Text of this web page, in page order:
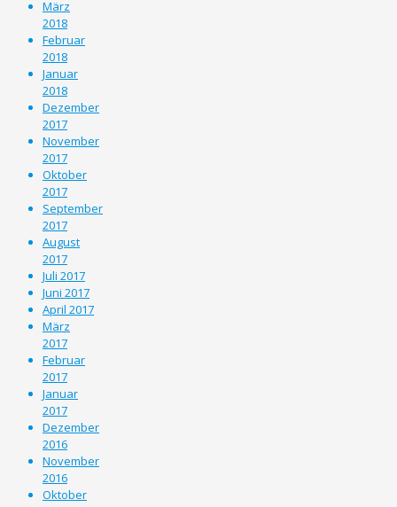
März
2018
Februar
2018
Januar
2018
Dezember
2017
November
2017
Oktober
2017
September
2017
August
2017
Juli 2017
Juni 2017
April 2017
März
2017
Februar
2017
Januar
2017
Dezember
2016
November
2016
Oktober